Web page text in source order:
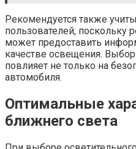
Рекомендуется также
пользователей, поскольку
может предоставить
качестве освещения.
повлияет не только на
автомобиля.
Оптимальные
ближнего света